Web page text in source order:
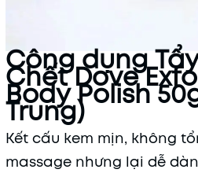
Công dụng
Chết Dove
Body Polish
Trung)
Kết cấu kem mịn, không
massage nhưng lại dễ